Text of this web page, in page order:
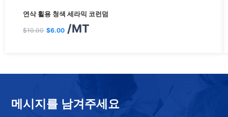
연삭 휠용 청색 세라믹 코런덤
$10.00 $6.00
재
/MT
메시지를 남겨주세요